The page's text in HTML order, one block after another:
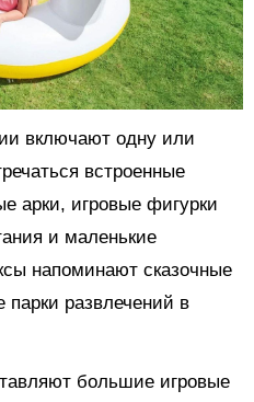
включают одну или
встроенные
арки, игровые фигурки
и маленькие
напоминают сказочные
парки развлечений в
большие игровые